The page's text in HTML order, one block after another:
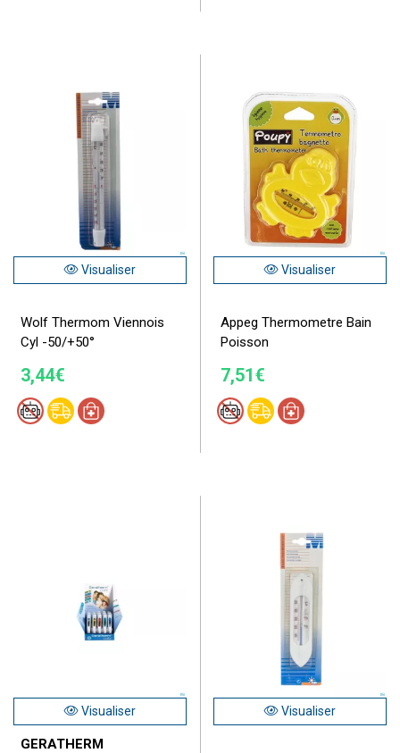
Visualiser
Wolf Thermom Viennois
Cyl -50/+50°
3,44€
Visualiser
Appeg Thermometre Bain
Poisson
7,51€
Visualiser
GERATHERM
Visualiser